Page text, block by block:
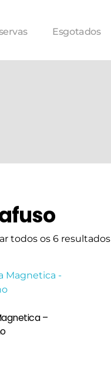
Esgotados
todos os 6 resultados
–